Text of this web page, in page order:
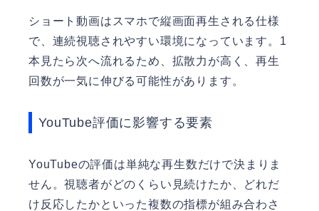
ショート動画はスマホで縦画面再生される仕様
で、連続視聴されやすい環境になっています。1
本見たら次へ流れるため、拡散力が高く、再生
回数が一気に伸びる可能性があります。
YouTube評価に影響する要素
YouTubeの評価は単純な再生数だけで決まりま
せん。視聴者がどのくらい見続けたか、どれだ
け反応したかといった複数の指標が組み合わさ